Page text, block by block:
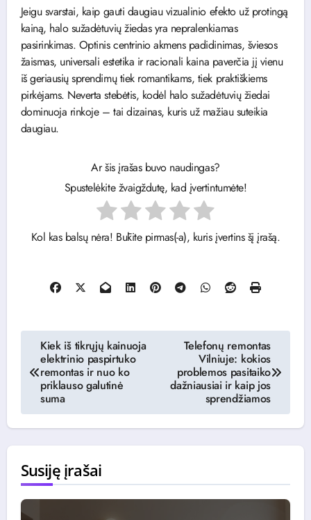
Jeigu svarstai, kaip gauti daugiau vizualinio efekto už protingą
kainą, halo sužadėtuvių žiedas yra nepralenkiamas
pasirinkimas. Optinis centrinio akmens padidinimas, šviesos
žaismas, universali estetika ir racionali kaina paverčia jį vienu
iš geriausių sprendimų tiek romantikams, tiek praktiškiems
pirkėjams. Neverta stebėtis, kodėl halo sužadėtuvių žiedai
dominuoja rinkoje – tai dizainas, kuris už mažiau suteikia
daugiau.
Ar šis įrašas buvo naudingas?
Spustelėkite žvaigždutę, kad įvertintumėte!
Kol kas balsų nėra! Būkite pirmas(-a), kuris įvertins šį įrašą.
Navigacija
tarp
įrašų
Kiek iš tikrųjų kainuoja
elektrinio paspirtuko
remontas ir nuo ko
priklauso galutinė
suma
Telefonų remontas
Vilniuje: kokios
problemos pasitaiko
dažniausiai ir kaip jos
sprendžiamos
Susiję įrašai